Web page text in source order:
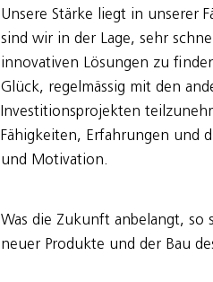
Unsere Stärke liegt in unserer
sind wir in der Lage, sehr
innovativen Lösungen zu
Glück, regelmässig mit den
Investitionsprojekten
Fähigkeiten, Erfahrungen und
und Motivation.
Was die Zukunft anbelangt,
neuer Produkte und der Bau